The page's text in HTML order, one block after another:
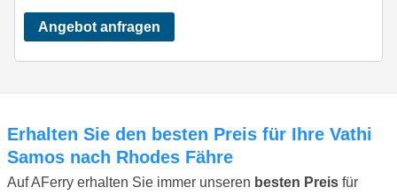
Angebot anfragen
Erhalten Sie den besten Preis für Ihre Vathi
Samos nach Rhodes Fähre
Auf AFerry erhalten Sie immer unseren besten Preis für